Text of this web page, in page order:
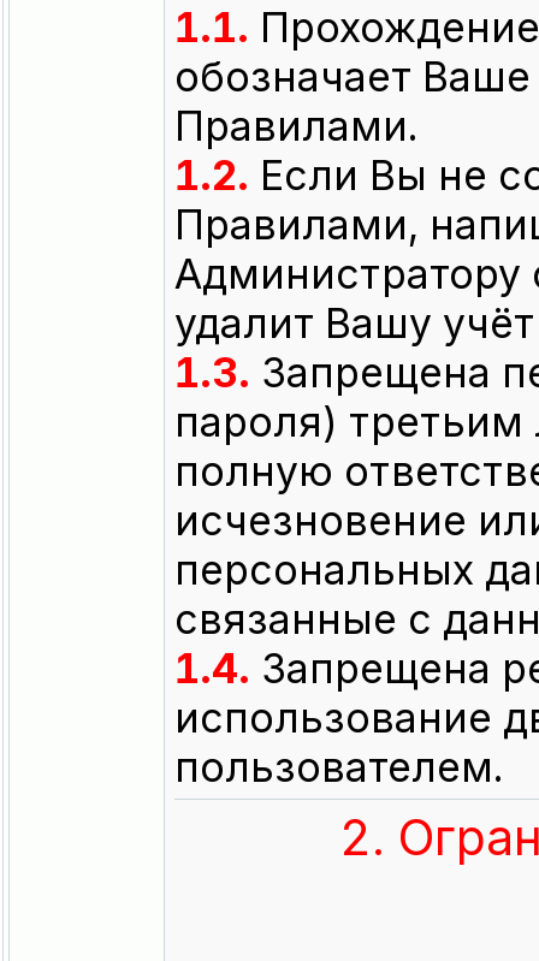
1.1.
обозначает
Правилами.
1.2. Если Вы не
Правилами,
Администратору
удалит Вашу
1.3. Запрещена
пароля) третьим
полную
исчезновение
персональных
связанные с
1.4. Запрещена
использование
пользователем.
2.